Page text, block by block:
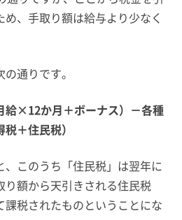
、手取り額は給与より少なく
通りです。
給×12か月＋ボーナス）－各種
＋住民税）
このうち「住民税」は翌年に
り額から天引きされる住民税
税されたものということにな